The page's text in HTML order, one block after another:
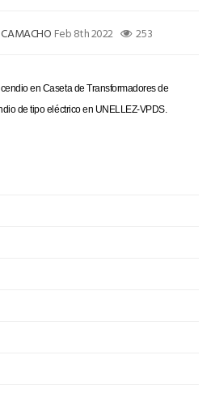
Feb 8th 2022 253
en Caseta de Transformadores de
de tipo eléctrico en UNELLEZ-VPDS.